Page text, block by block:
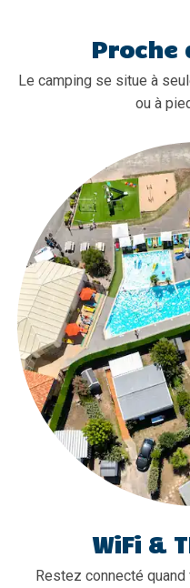
Proche
Le camping se situe à
ou à
WiFi &
Restez connecté